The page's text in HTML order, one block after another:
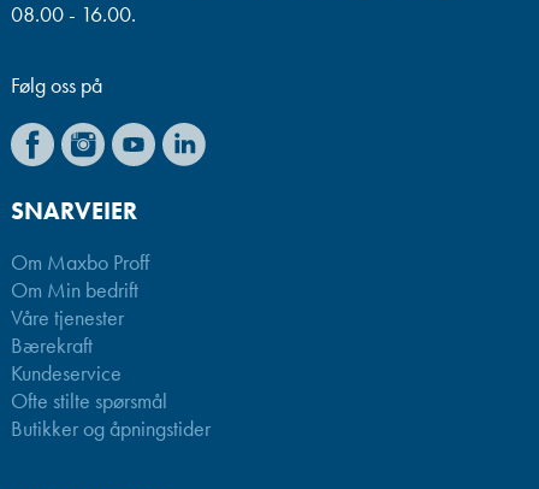
08.00 - 16.00.
Følg oss på
SNARVEIER
Om Maxbo Proff
Om Min bedrift
Våre tjenester
Bærekraft
Kundeservice
Ofte stilte spørsmål
Butikker og åpningstider